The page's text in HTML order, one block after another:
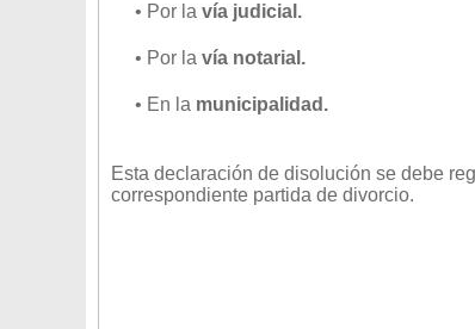
• Por la vía judicial.
• Por la vía notarial.
• En la municipalidad.
Esta declaración de disolución se debe
correspondiente partida de divorcio.